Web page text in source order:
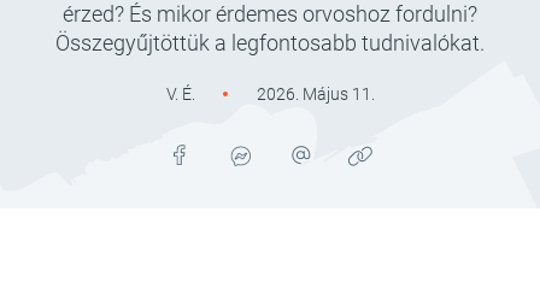
érzed? És mikor érdemes orvoshoz fordulni?
Összegyűjtöttük a legfontosabb tudnivalókat.
V. É. 2026. Május 11.